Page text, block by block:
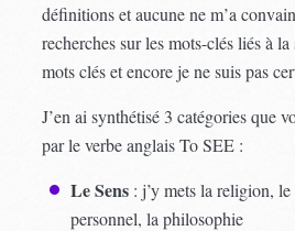
définitions et aucune ne m’a
recherches sur les mots-clés liés à
mots clés et encore je ne suis pas
J’en ai synthétisé 3 catégories que
par le verbe anglais To SEE :
Le Sens : j’y mets la religion,
personnel, la philosophie